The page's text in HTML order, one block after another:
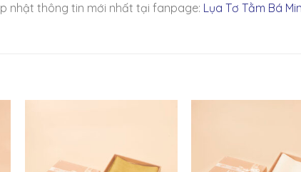
nhật thông tin mới nhất tại fanpage: Lụa Tơ Tằm Bá